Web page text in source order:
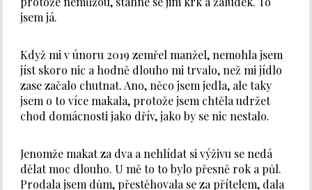
jsem já.
Když mi v únoru 2019 zemřel manžel, nemohla jsem
jíst skoro nic a hodně dlouho mi trvalo, než mi jídlo
zase začalo chutnat. Ano, něco jsem jedla, ale taky
jsem o to více makala, protože jsem chtěla udržet
chod domácnosti jako dřív, jako by se nic nestalo.
Jenomže makat za dva a nehlídat si výživu se nedá
dělat moc dlouho. U mě to to bylo přesně rok a půl.
Prodala jsem dům, přestěhovala se za přítelem, dala